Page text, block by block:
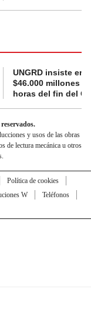
UNGRD insiste en
$46.000 millones
horas del fin del
y usos de las obras
de lectura mecánica u otros
Política de cookies
W
Teléfonos